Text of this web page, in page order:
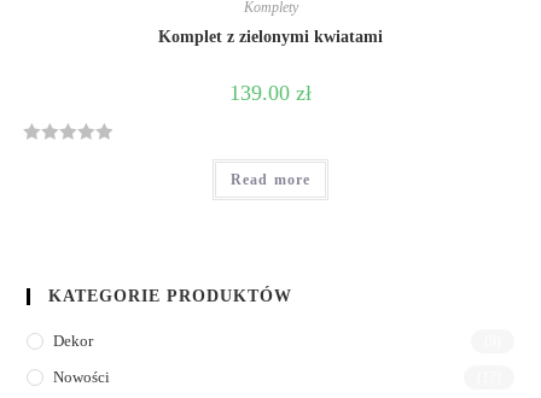
Komplety
Komplet z zielonymi kwiatami
139.00 zł
0
u
Read more
KATEGORIE PRODUKTÓW
Dekor
Nowości